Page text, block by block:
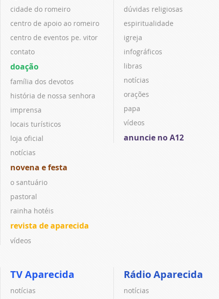
cidade do romeiro
centro de apoio ao romeiro
centro de eventos pe. vitor
contato
doação
família dos devotos
história de nossa senhora
imprensa
locais turísticos
loja oficial
notícias
novena e festa
o santuário
pastoral
rainha hotéis
revista de aparecida
vídeos
dúvidas religiosas
espiritualidade
igreja
infográficos
libras
notícias
orações
papa
vídeos
anuncie no A12
TV Aparecida
notícias
Rádio Aparecida
notícias